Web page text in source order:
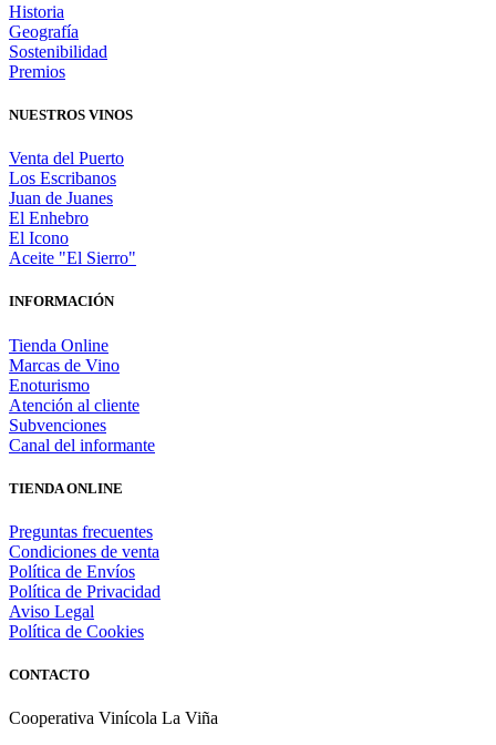
Historia
Geografía
Sostenibilidad
Premios
NUESTROS VINOS
Venta del Puerto
Los Escribanos
Juan de Juanes
El Enhebro
El Icono
Aceite "El Sierro"
INFORMACIÓN
Tienda Online
Marcas de Vino
Enoturismo
Atención al cliente
Subvenciones
Canal del informante
TIENDA ONLINE
Preguntas frecuentes
Condiciones de venta
Política de Envíos
Política de Privacidad
Aviso Legal
Política de Cookies
CONTACTO
Cooperativa Vinícola La Viña